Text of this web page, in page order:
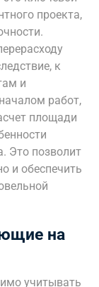
проекта,
к
и
работ,
площади
Это позволит
и обеспечить
на
учитывать